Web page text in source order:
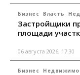
Бизнес Власть
Застройщики
площади
06 августа 2026, 17:30
Бизнес